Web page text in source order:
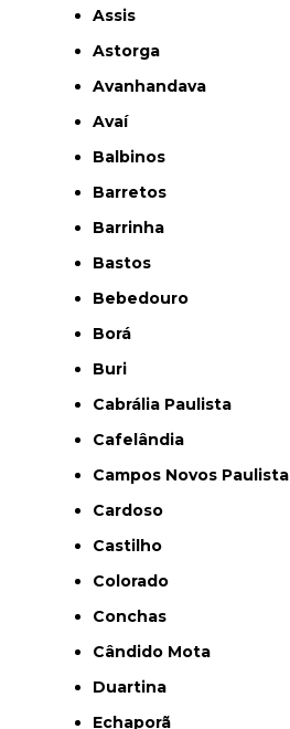
Assis
Astorga
Avanhandava
Avaí
Balbinos
Barretos
Barrinha
Bastos
Bebedouro
Borá
Buri
Cabrália Paulista
Cafelândia
Campos Novos Paulista
Cardoso
Castilho
Colorado
Conchas
Cândido Mota
Duartina
Echaporã